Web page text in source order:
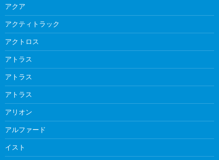
アクア
アクティトラック
アクトロス
アトラス
アトラス
アトラス
アリオン
アルファード
イスト